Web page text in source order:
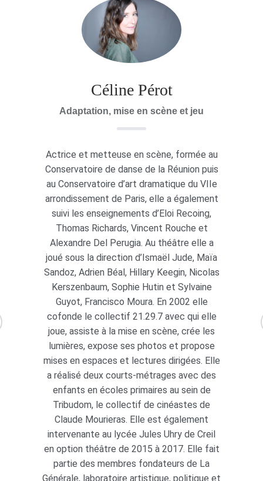
Céline Pérot
Adaptation, mise en scène et jeu
Actrice et metteuse en scène, formée au
Conservatoire de danse de la Réunion puis
au Conservatoire d’art dramatique du VIIe
arrondissement de Paris, elle a également
suivi les enseignements d’Eloi Recoing,
Thomas Richards, Vincent Rouche et
Alexandre Del Perugia. Au théâtre elle a
joué sous la direction d’Ismaël Jude, Maïa
Sandoz, Adrien Béal, Hillary Keegin, Nicolas
Kerszenbaum, Sophie Hutin et Sylvaine
Guyot, Francisco Moura. En 2002 elle
cofonde le collectif 21.29.7 avec qui elle
joue, assiste à la mise en scène, crée les
lumières, expose ses photos et propose
mises en espaces et lectures dirigées. Elle
a réalisé deux courts-métrages avec des
enfants en écoles primaires au sein de
Tribudom, le collectif de cinéastes de
Claude Mourieras. Elle est également
intervenante au lycée Jules Uhry de Creil
en option théâtre de 2015 à 2017. Elle fait
partie des membres fondateurs de La
Générale, laboratoire artistique, politique et